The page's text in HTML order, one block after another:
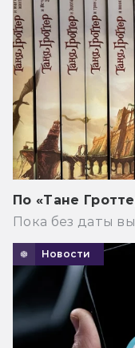
По «Тане
Пока без даты
Новости